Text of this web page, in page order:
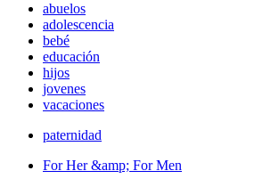
abuelos
adolescencia
bebé
educación
hijos
jovenes
vacaciones
paternidad
For Her &amp; For Men